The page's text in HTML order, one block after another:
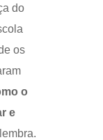
do
os
o
e